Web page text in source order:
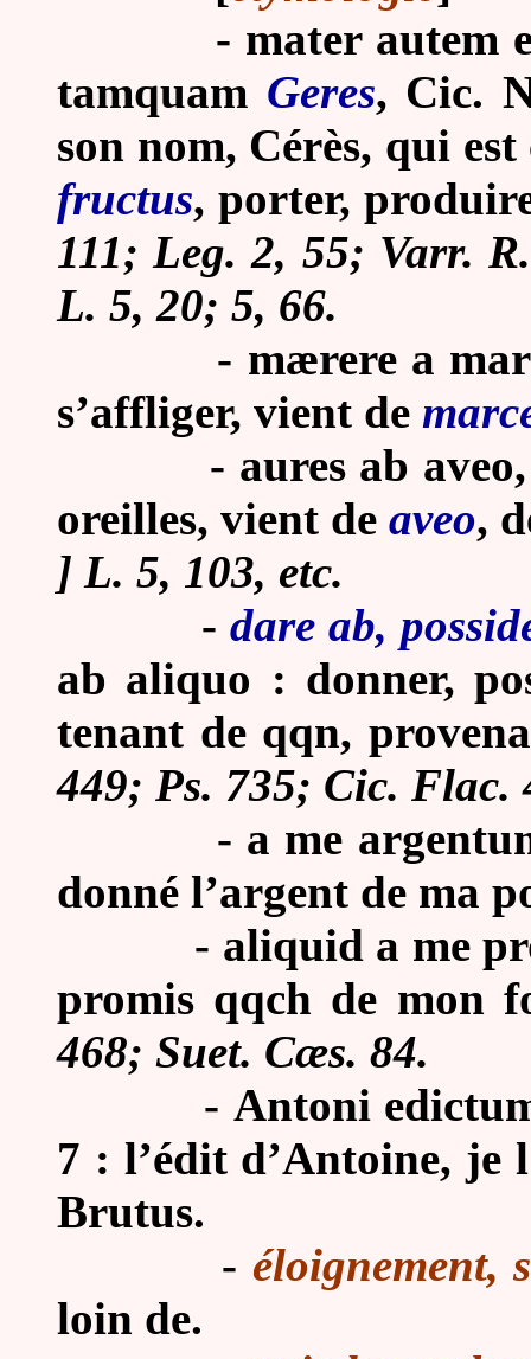
- mater autem
tamquam Geres, Cic.
son nom, Cérès, qui est
fructus, porter,
111; Leg. 2, 55; Varr.
L. 5, 20; 5, 66.
- mærere a
s’affliger, vient de
- aures ab
oreilles, vient de aveo,
] L. 5, 103, etc.
- dare ab,
ab aliquo : donner,
tenant de qqn,
449; Ps. 735; Cic. Flac.
- a me
donné l’argent de ma
- aliquid a me
promis qqch de mon
468; Suet. Cæs. 84.
- Antoni
7 : l’édit d’Antoine, je
Brutus.
- éloignement,
loin de.